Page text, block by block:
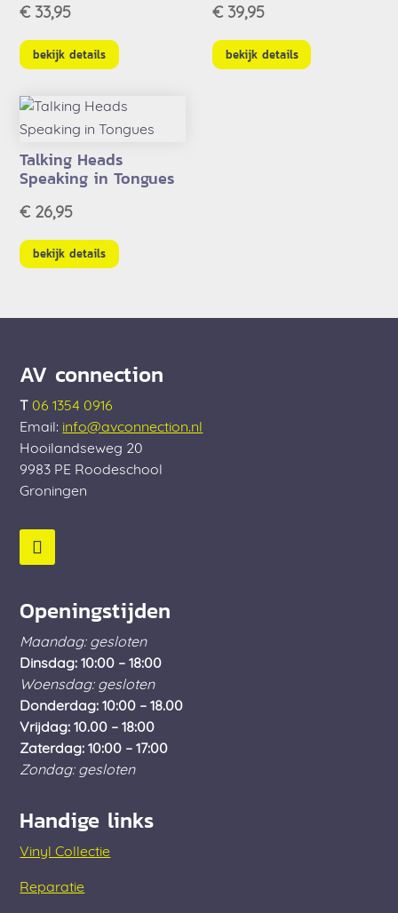
€ 33,95
bekijk details
€39,95
bekijk details
Talking Heads
Speaking in Tongues
€ 26,95
bekijk details
AV connection
T 06 1354 0916
Email: info@avconnection.nl
Hooilandseweg 20
9983 PE Roodeschool
Groningen
Openingstijden
Maandag: gesloten
Dinsdag: 10:00 – 18:00
Woensdag: gesloten
Donderdag: 10:00 – 18.00
Vrijdag: 10.00 – 18:00
Zaterdag: 10:00 – 17:00
Zondag: gesloten
Handige links
Vinyl Collectie
Reparatie